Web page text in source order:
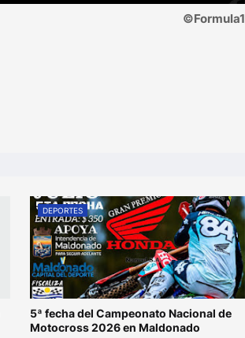
©Formula1
DEPORTES
5ª fecha del Campeonato Nacional de
Motocross 2026 en Maldonado